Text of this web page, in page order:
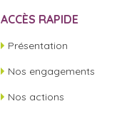
ACCÈS RAPIDE
Présentation
Nos engagements
Nos actions